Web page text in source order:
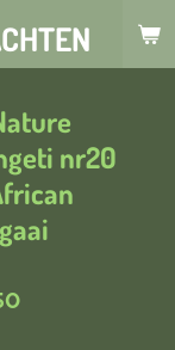
nr20